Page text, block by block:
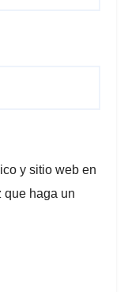
y sitio web en
que haga un